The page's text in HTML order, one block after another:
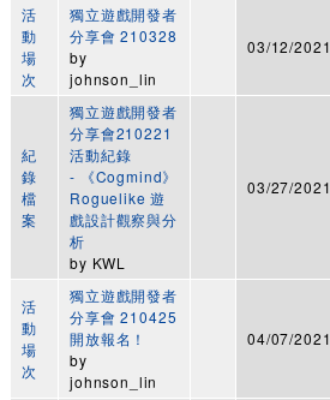
活
動
場
次
獨立遊戲開發者
分享會 210328
by
johnson_lin
03/12/2021
紀
錄
檔
案
獨立遊戲開發者
分享會210221
活動紀錄
- 《Cogmind》
Roguelike 遊
戲設計觀察與分
析
by KWL
03/27/2021
活
動
場
次
獨立遊戲開發者
分享會 210425
開放報名！
by
johnson_lin
04/07/2021